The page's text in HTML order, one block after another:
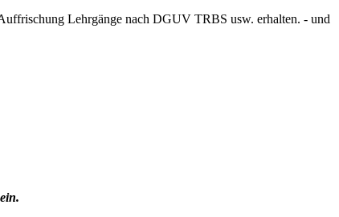
Lehrgänge nach DGUV TRBS usw. erhalten. - und